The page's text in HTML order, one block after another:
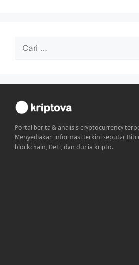
untuk:
Portal berita & analisis cryptocurrency
Menyediakan informasi terkini seputar
blockchain, DeFi, dan dunia kripto.